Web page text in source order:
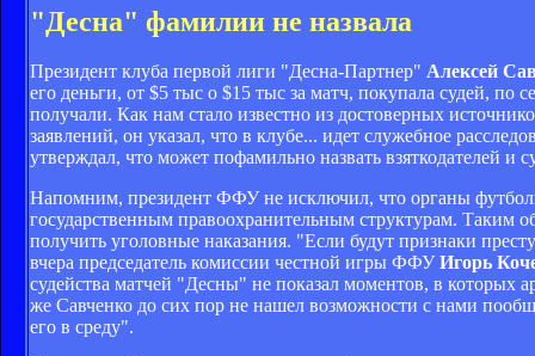
"Десна" фамилии не назвала
Президент клуба первой лиги "Десна-Партнер" Алексей
его деньги, от $5 тыс о $15 тыс за матч, покупала судей,
получали. Как нам стало известно из достоверных
заявлений, он указал, что в клубе... идет служебное
утверждал, что может пофамильно назвать взяткодателей и
Напомним, президент ФФУ не исключил, что органы
государственным правоохранительным структурам. Таким
получить уголовные наказания. "Если будут признаки
вчера председатель комиссии честной игры ФФУИгорь
судейства матчей "Десны" не показал моментов, в которых
же Савченко до сих пор не нашел возможности с нами
его в среду".